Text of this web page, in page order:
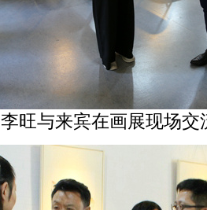
李旺与来宾在画展现场交